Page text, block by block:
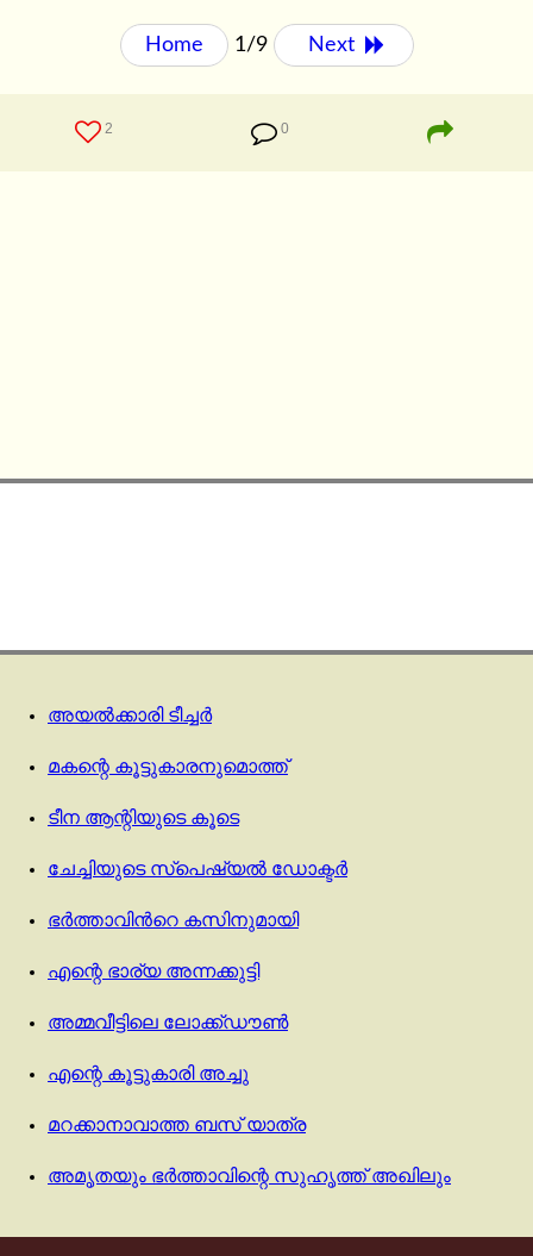
Home 1/9 Next
2 0
അയൽക്കാരി ടീച്ചർ
മകന്റെ കൂട്ടുകാരനുമൊത്ത്
ടീന ആന്റിയുടെ കൂടെ
ചേച്ചിയുടെ സ്പെഷ്യല്‍ ഡോക്ടര്‍
ഭർത്താവിൻറെ കസിനുമായി
എന്റെ ഭാര്യ അന്നക്കുട്ടി
അമ്മവീട്ടിലെ ലോക്ക്ഡൗൺ
എന്റെ കൂട്ടുകാരി അച്ചു
മറക്കാനാവാത്ത ബസ് യാത്ര
അമൃതയും ഭർത്താവിന്റെ സുഹൃത്ത് അഖിലും